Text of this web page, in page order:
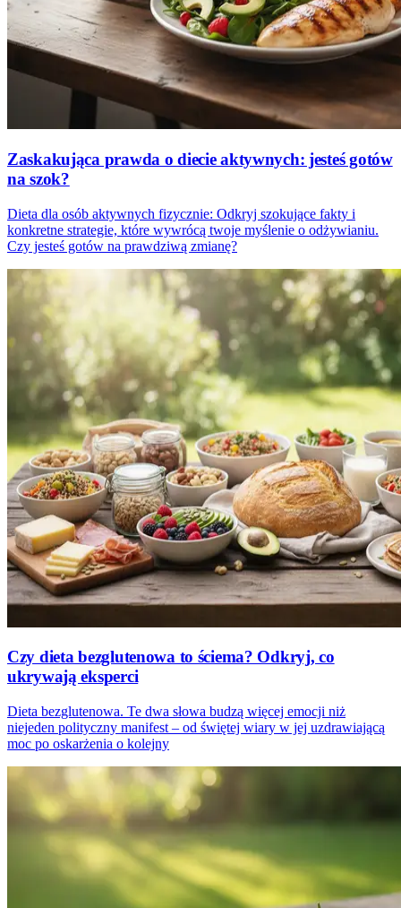
Zaskakująca prawda o diecie aktywnych: jesteś gotów
na szok?
Dieta dla osób aktywnych fizycznie: Odkryj szokujące fakty i
konkretne strategie, które wywrócą twoje myślenie o odżywianiu.
Czy jesteś gotów na prawdziwą zmianę?
Czy dieta bezglutenowa to ściema? Odkryj, co
ukrywają eksperci
Dieta bezglutenowa. Te dwa słowa budzą więcej emocji niż
niejeden polityczny manifest – od świętej wiary w jej uzdrawiającą
moc po oskarżenia o kolejny